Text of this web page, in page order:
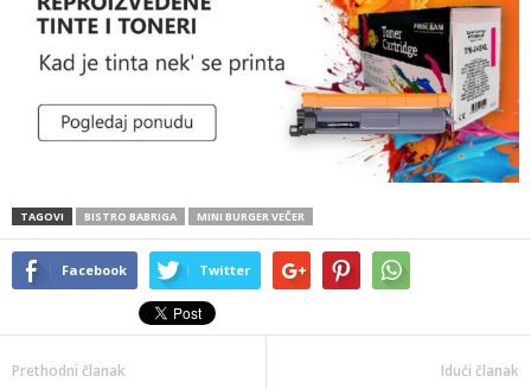
TAGOVI BISTRO BABRIGA MINI BURGER VEČER
Facebook Twitter
Prethodni članak Idući članak